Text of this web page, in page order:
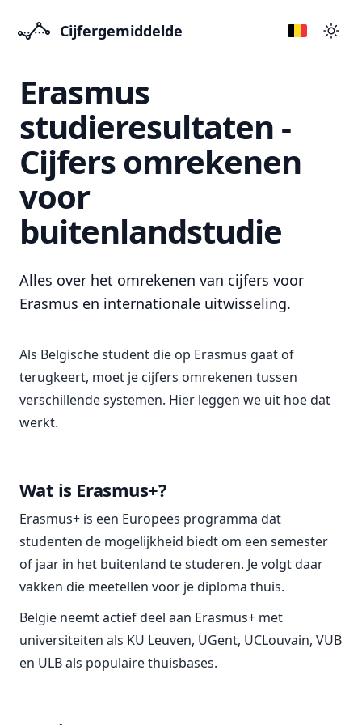
Cijfergemiddelde
Erasmus
studieresultaten -
Cijfers omrekenen
voor
buitenlandstudie
Alles over het omrekenen van cijfers voor
Erasmus en internationale uitwisseling.
Als Belgische student die op Erasmus gaat of
terugkeert, moet je cijfers omrekenen tussen
verschillende systemen. Hier leggen we uit hoe dat
werkt.
Wat is Erasmus+?
Erasmus+ is een Europees programma dat
studenten de mogelijkheid biedt om een semester
of jaar in het buitenland te studeren. Je volgt daar
vakken die meetellen voor je diploma thuis.
België neemt actief deel aan Erasmus+ met
universiteiten als KU Leuven, UGent, UCLouvain, VUB
en ULB als populaire thuisbases.